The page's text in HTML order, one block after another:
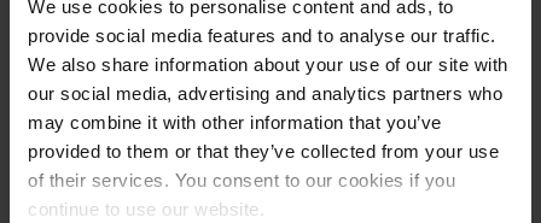
We use cookies to personalise content and ads, to
provide social media features and to analyse our traffic.
We also share information about your use of our site with
our social media, advertising and analytics partners who
may combine it with other information that you’ve
provided to them or that they’ve collected from your use
of their services. You consent to our cookies if you
continue to use our website.
Referenzen